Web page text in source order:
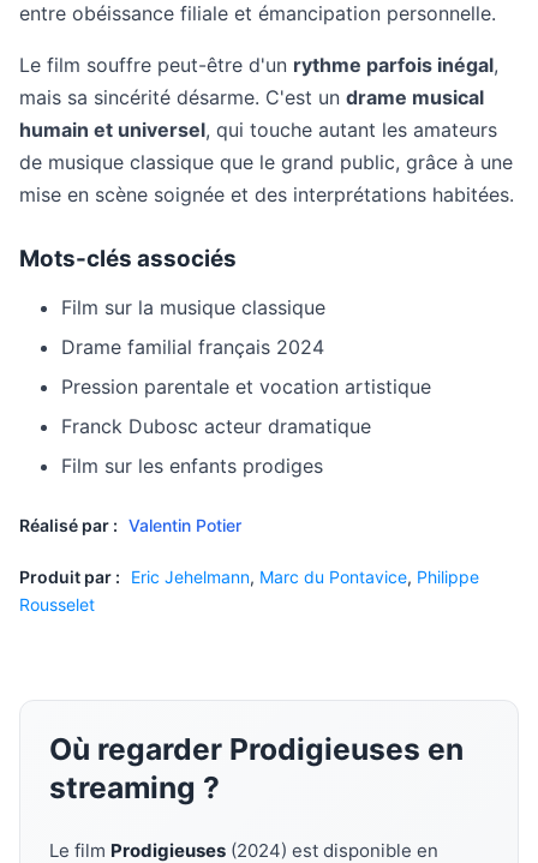
entre obéissance filiale et émancipation personnelle.
Le film souffre peut-être d'un rythme parfois inégal,
mais sa sincérité désarme. C'est un drame musical
humain et universel, qui touche autant les amateurs
de musique classique que le grand public, grâce à une
mise en scène soignée et des interprétations habitées.
Mots-clés associés
Film sur la musique classique
Drame familial français 2024
Pression parentale et vocation artistique
Franck Dubosc acteur dramatique
Film sur les enfants prodiges
Réalisé par : Valentin Potier
Produit par : Eric Jehelmann, Marc du Pontavice, Philippe
Rousselet
Où regarder Prodigieuses en
streaming ?
Le film Prodigieuses (2024) est disponible en